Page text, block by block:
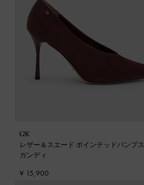
レザー＆スエード ポインテッドパンプス
ガンディ
¥ 15,900